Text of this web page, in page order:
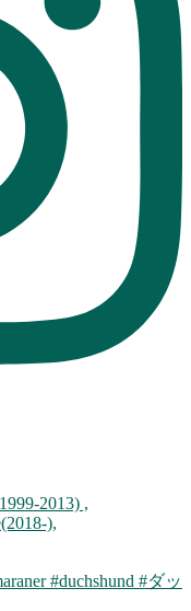
2013) ,
),
#duchshund #ダッ